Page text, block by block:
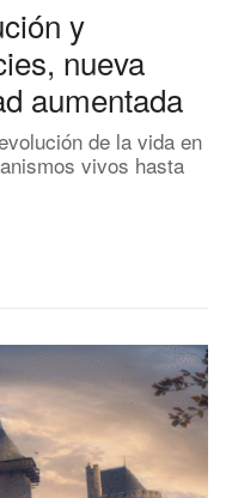
y
nueva
aumentada
de la vida en
vivos hasta